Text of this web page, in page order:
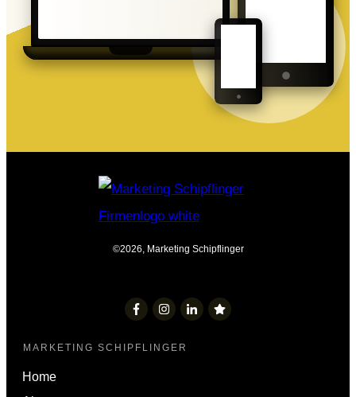
©2026, Marketing Schipflinger
MARKETING SCHIPFLINGER
Home